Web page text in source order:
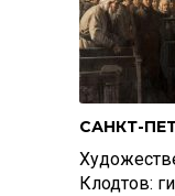
САНКТ-
Клодтов: